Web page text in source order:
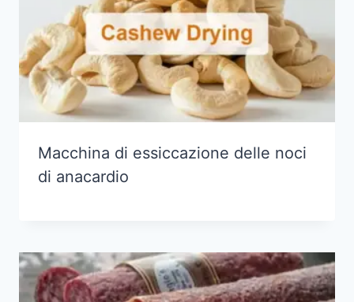
Macchina di essiccazione delle noci
di anacardio